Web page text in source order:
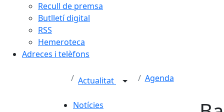
Recull de premsa
Butlletí digital
RSS
Hemeroteca
Adreces i telèfons
Actualitat Agenda
Notícies